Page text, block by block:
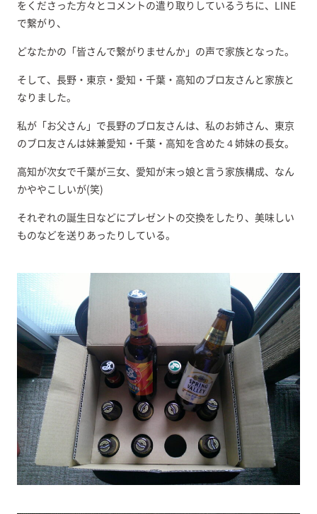
をくださった方々とコメントの遣り取りしているうちに、LINE
で繋がり、
どなたかの「皆さんで繋がりませんか」の声で家族となった。
そして、長野・東京・愛知・千葉・高知のブロ友さんと家族と
なりました。
私が「お父さん」で長野のブロ友さんは、私のお姉さん、東京
のブロ友さんは妹兼愛知・千葉・高知を含めた４姉妹の長女。
高知が次女で千葉が三女、愛知が末っ娘と言う家族構成、なん
かややこしいが(笑)
それぞれの誕生日などにプレゼントの交換をしたり、美味しい
ものなどを送りあったりしている。